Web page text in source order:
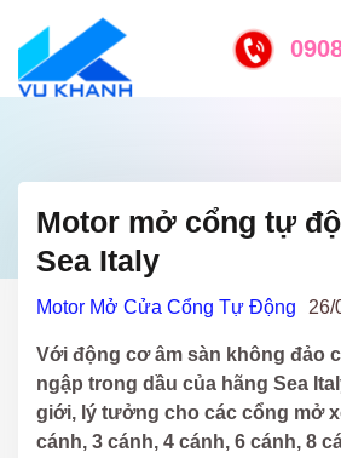
Motor mở cổng tự
Sea Italy
Motor Mở Cửa Cổng Tự Động 26/
Với động cơ âm sàn không đảo
ngập trong dầu của hãng Sea
giới, lý tưởng cho các cổng mở
cánh, 3 cánh, 4 cánh, 6 cánh, 8